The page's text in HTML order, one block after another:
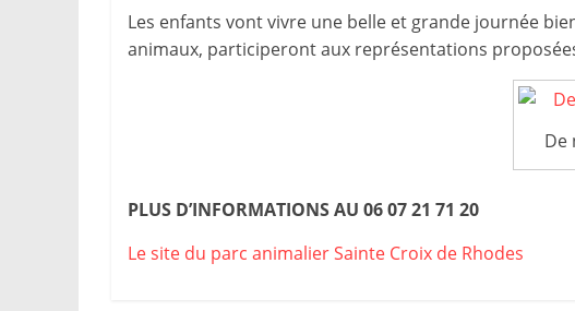
Les enfants vont vivre une belle et grande journée
animaux, participeront aux représentations
De
PLUS D’INFORMATIONS AU 06 07 21 71 20
Le site du parc animalier Sainte Croix de Rhodes